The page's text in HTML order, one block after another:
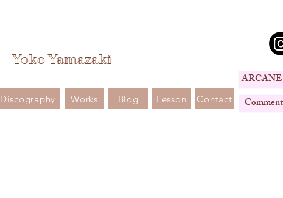
Yoko Yamazaki
Discography Works Blog Lesson Contact
Comment